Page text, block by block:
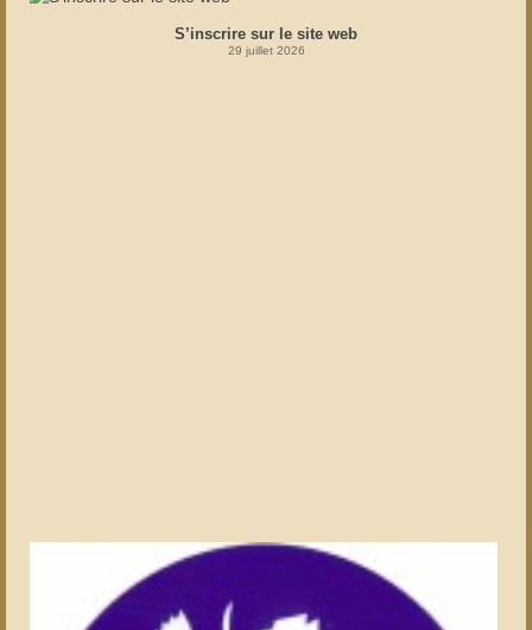
S’inscrire sur le site web
29 juillet 2026